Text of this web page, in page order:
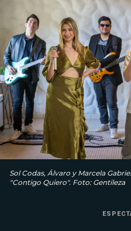
Sol Codas, Álvaro y Marcela
"Contigo Quiero". Foto: Gentileza